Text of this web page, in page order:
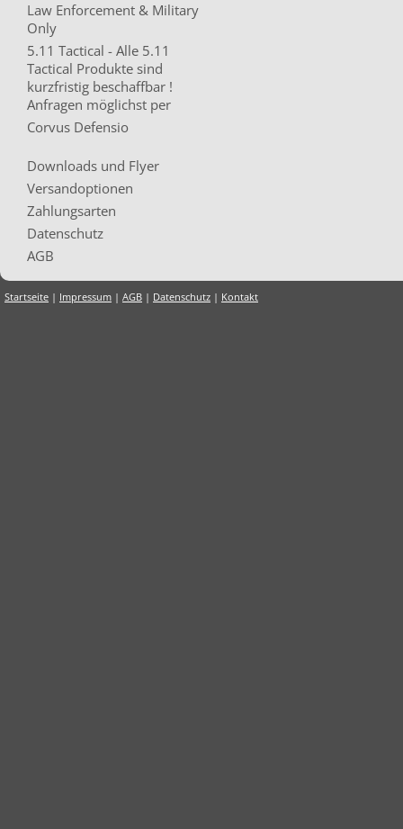
Law Enforcement & Military
Only
5.11 Tactical - Alle 5.11
Tactical Produkte sind
kurzfristig beschaffbar !
Anfragen möglichst per
Corvus Defensio
Downloads und Flyer
Versandoptionen
Zahlungsarten
Datenschutz
AGB
Startseite | Impressum | AGB | Datenschutz | Kontakt